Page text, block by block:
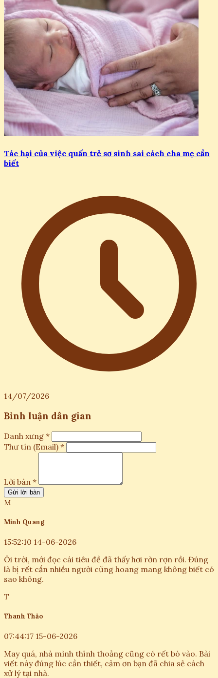
14/07/2026
Tác hại của việc quấn trẻ sơ sinh sai cách cha mẹ cần
Bình luận dân gian
Danh xưng *
Thư tín (Email) *
Lời bàn *
M
Minh Quang